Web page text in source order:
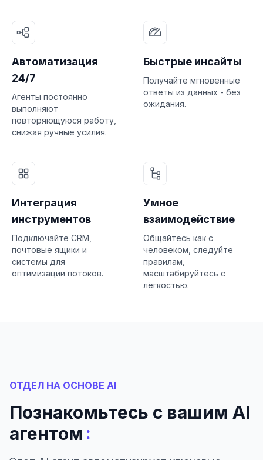
Автоматизация
24/7
Агенты постоянно
выполняют
повторяющуюся работу,
снижая ручные усилия.
Быстрые инсайты
Получайте мгновенные
ответы из данных - без
ожидания.
Интеграция
инструментов
Подключайте CRM,
почтовые ящики и
системы для
оптимизации потоков.
Умное
взаимодействие
Общайтесь как с
человеком, следуйте
правилам,
масштабируйтесь с
лёгкостью.
ОТДЕЛ НА ОСНОВЕ AI
Познакомьтесь с вашим AI
агентом :